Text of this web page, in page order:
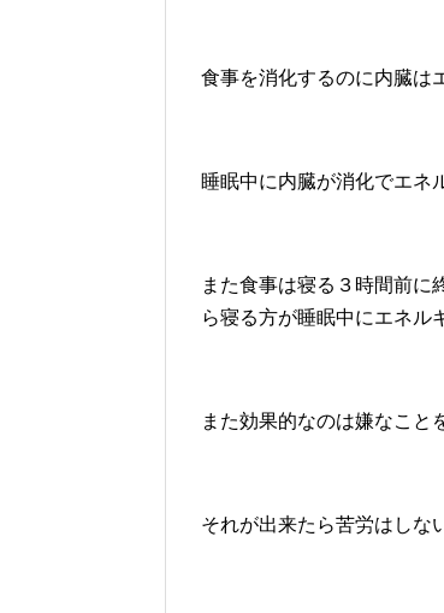
食事を消化するのに内臓は
睡眠中に内臓が消化でエネ
また食事は寝る３時間前に
ら寝る方が睡眠中にエネル
また効果的なのは嫌なこと
それが出来たら苦労はしな